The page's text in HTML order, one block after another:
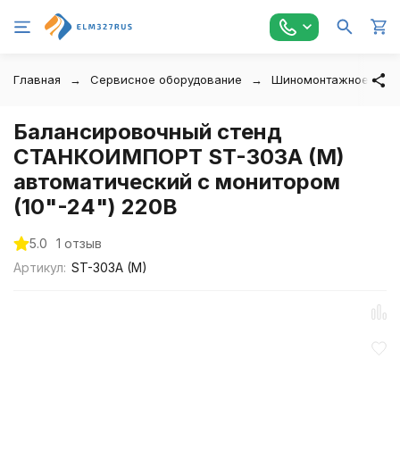
Главная Сервисное оборудование Шиномонтажное
Балансировочный стенд
СТАНКОИМПОРТ ST-303A (M)
автоматический с монитором
(10"-24") 220В
5.0
1 отзыв
Артикул: ST-303A (M)